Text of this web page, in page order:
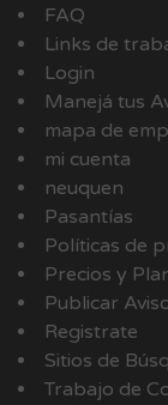
FAQ
Links de
Login
Manejá tus
mapa de
mi cuenta
neuquen
Pasantías
Políticas de
Precios y
Publicar
Registrate
Sitios de
Trabajo de